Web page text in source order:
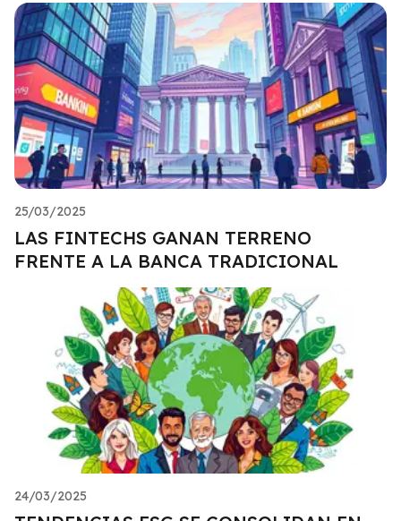
25/03/2025
LAS FINTECHS GANAN TERRENO
FRENTE A LA BANCA TRADICIONAL
24/03/2025